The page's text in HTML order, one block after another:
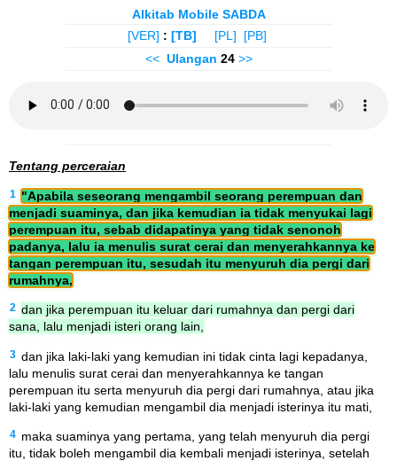
Alkitab Mobile SABDA
[VER] : [TB] [PL]
[PB]
<< Ulangan 24 >>
Tentang perceraian
1
"Apabila seseorang mengambil seorang perempuan dan
menjadi suaminya, dan jika kemudian ia tidak menyukai lagi
perempuan itu, sebab didapatinya yang tidak senonoh
padanya, lalu ia menulis surat cerai dan menyerahkannya ke
tangan perempuan itu, sesudah itu menyuruh dia pergi dari
rumahnya,
2 dan jika perempuan itu keluar dari rumahnya dan pergi dari
sana, lalu menjadi isteri orang lain,
3 dan jika laki-laki yang kemudian ini tidak cinta lagi kepadanya,
lalu menulis surat cerai dan menyerahkannya ke tangan
perempuan itu serta menyuruh dia pergi dari rumahnya, atau jika
laki-laki yang kemudian mengambil dia menjadi isterinya itu mati,
4 maka suaminya yang pertama, yang telah menyuruh dia pergi
itu, tidak boleh mengambil dia kembali menjadi isterinya, setelah